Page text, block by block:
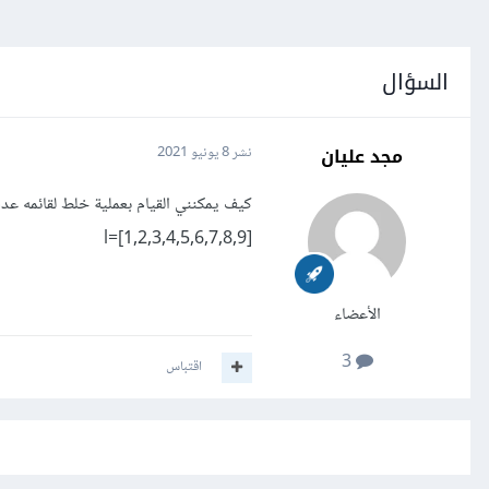
السؤال
مجد عليان
الأعضاء
3
نشر8 يونيو 2021
كيف يمكنني القيام بعملية خلط لقائمه
l=[1,2,3,4,5,6,7,8,9]
اقتباس